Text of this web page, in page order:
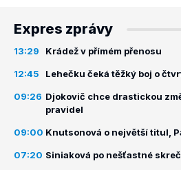
Expres zprávy
13:29 Krádež v přímém přenosu
12:45 Lehečku čeká těžký boj o
09:26 Djokovič chce drastickou
pravidel
09:00 Knutsonová o největší titul,
07:20 Siniaková po nešťastné